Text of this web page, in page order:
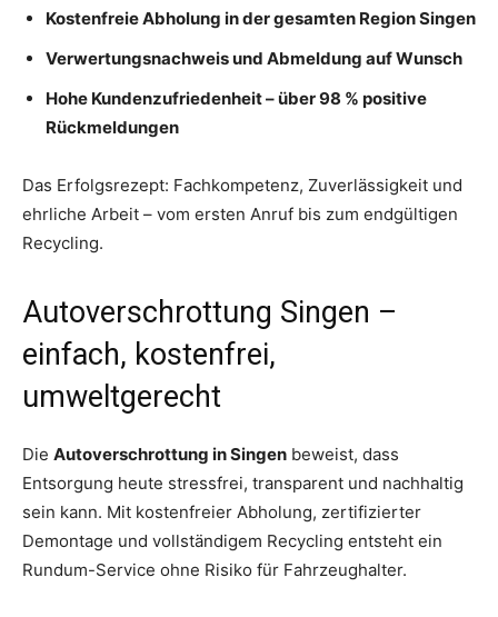
Kostenfreie Abholung in der gesamten Region Singen
Verwertungsnachweis und Abmeldung auf Wunsch
Hohe Kundenzufriedenheit – über 98 % positive
Rückmeldungen
Das Erfolgsrezept: Fachkompetenz, Zuverlässigkeit und
ehrliche Arbeit – vom ersten Anruf bis zum endgültigen
Recycling.
Autoverschrottung Singen –
einfach, kostenfrei,
umweltgerecht
Die Autoverschrottung in Singen beweist, dass
Entsorgung heute stressfrei, transparent und nachhaltig
sein kann. Mit kostenfreier Abholung, zertifizierter
Demontage und vollständigem Recycling entsteht ein
Rundum-Service ohne Risiko für Fahrzeughalter.